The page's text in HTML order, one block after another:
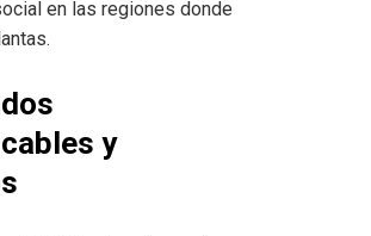
en las regiones donde
y